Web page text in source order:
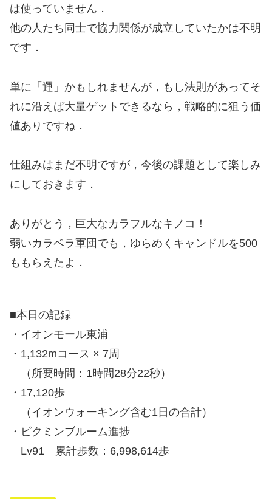
は使っていません．
他の人たち同士で協力関係が成立していたかは不明
です．
単に「運」かもしれませんが，もし法則があってそ
れに沿えば大量ゲットできるなら，戦略的に狙う価
値ありですね．
仕組みはまだ不明ですが，今後の課題として楽しみ
にしておきます．
ありがとう，巨大なカラフルなキノコ！
弱いカラベラ軍団でも，ゆらめくキャンドルを500
ももらえたよ．
■本日の記録
・イオンモール東浦
・1,132mコース × 7周
（所要時間：1時間28分22秒）
・17,120歩
（イオンウォーキング含む1日の合計）
・ピクミンブルーム進捗
Lv91 累計歩数：6,998,614歩